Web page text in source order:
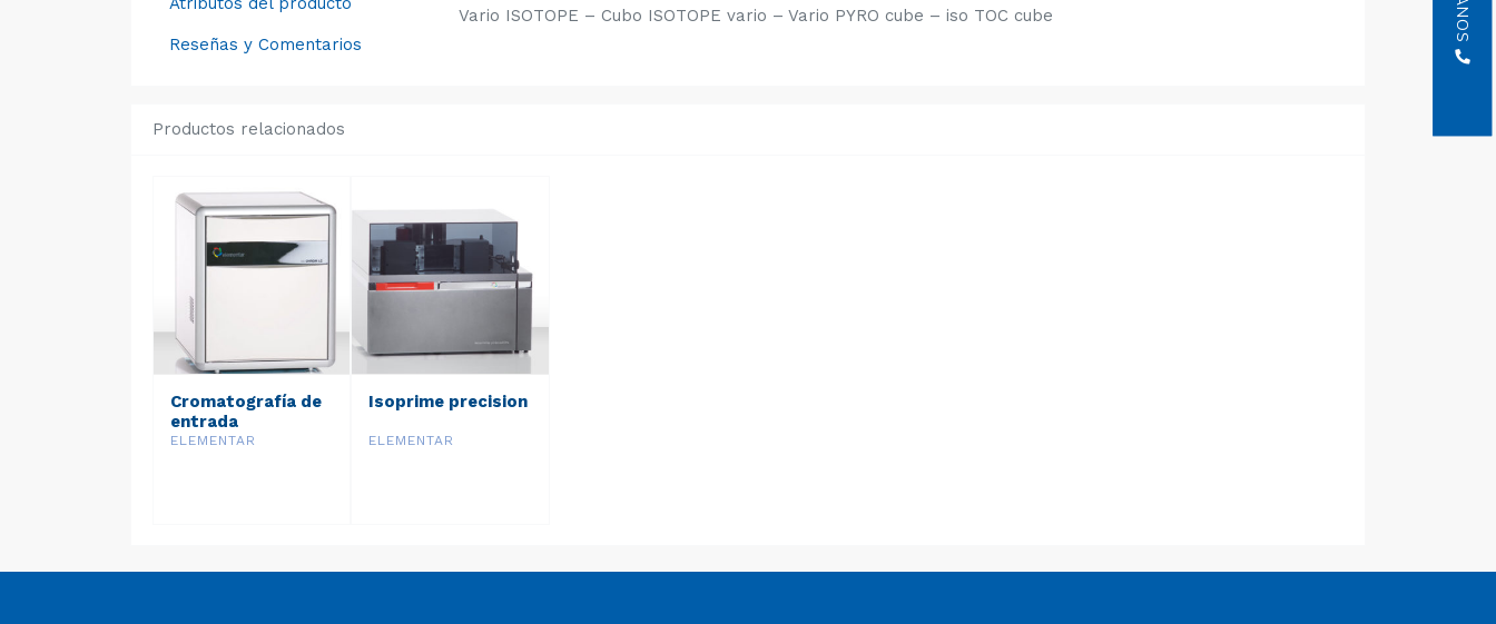
Reseñas y Comentarios
Vario ISOTOPE – Cubo ISOTOPE vario – Vario PYRO cube – iso TOC cube
Productos relacionados
Cromatografía de
entrada
ELEMENTAR
Isoprime precision
ELEMENTAR